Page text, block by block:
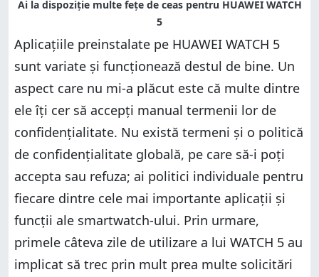
Aplicațiile preinstalate pe HUAWEI WATCH 5
sunt variate și funcționează destul de bine. Un
aspect care nu mi-a plăcut este că multe dintre
ele îți cer să accepți manual termenii lor de
confidențialitate. Nu există termeni și o politică
de confidențialitate globală, pe care să-i poți
accepta sau refuza; ai politici individuale pentru
fiecare dintre cele mai importante aplicații și
funcții ale smartwatch-ului. Prin urmare,
primele câteva zile de utilizare a lui WATCH 5 au
implicat să trec prin mult prea multe solicitări